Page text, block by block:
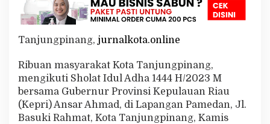
b
a
W
j
d
N
y
a
Tanjungpinang, jurnalkota.online
Ribuan masyarakat Kota Tanjungpinang,
mengikuti Sholat Idul Adha 1444 H/2023 M
bersama Gubernur Provinsi Kepulauan Riau
(Kepri) Ansar Ahmad, di Lapangan Pamedan, Jl.
Basuki Rahmat, Kota Tanjungpinang, Kamis